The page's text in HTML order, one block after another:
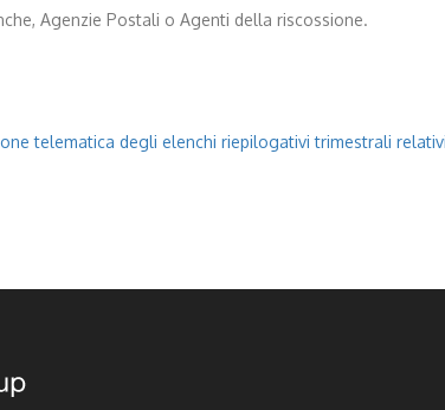
Agenzie Postali o Agenti della riscossione.
telematica degli elenchi riepilogativi trimestrali